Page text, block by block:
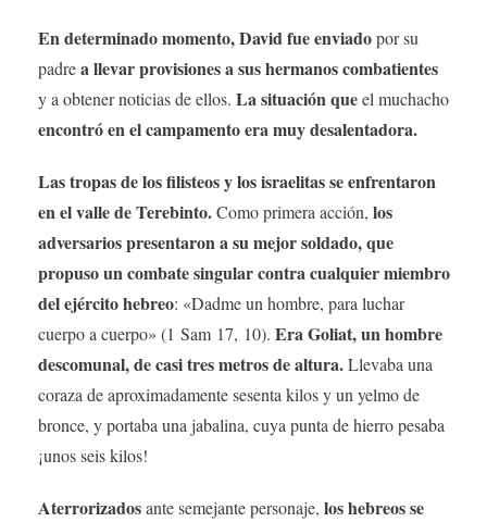
En determinado momento, David fue enviadopor su
padrea llevar provisiones a sus hermanos combatientes
y a obtener noticias de ellos. La situación queel muchacho
encontró en el campamento era muy desalentadora.
Las tropas de los filisteos y los israelitas se enfrentaron
en el valle de Terebinto.Como primera acción, los
adversarios presentaron a su mejor soldado, que
propuso un combate singular contra cualquier miembro
del ejército hebreo: «Dadme un hombre, para luchar
cuerpo a cuerpo» (1 Sam 17, 10). Era Goliat, un hombre
descomunal, de casi tres metros de altura.Llevaba una
coraza de aproximadamente sesenta kilos y un yelmo de
bronce, y portaba una jabalina, cuya punta de hierro pesaba
¡unos seis kilos!
Aterrorizadosante semejante personaje, los hebreos se